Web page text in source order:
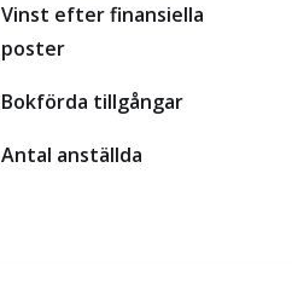
Vinst efter finansiella
poster
Bokförda tillgångar
Antal anställda